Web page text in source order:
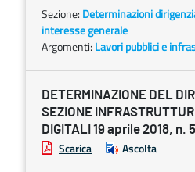
Sezione: Determinazioni
interesse generale
Argomenti: Lavori pubblici e
DETERMINAZIONE DEL
SEZIONE
DIGITALI 19 aprile 2018, n.
Scarica Ascolta